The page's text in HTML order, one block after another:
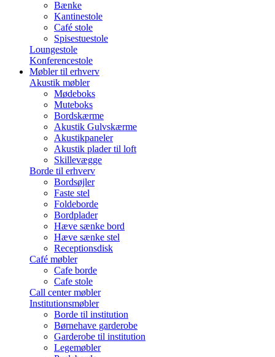
Bænke
Kantinestole
Café stole
Spisestuestole
Loungestole
Konferencestole
Møbler til erhverv
Akustik møbler
Mødeboks
Muteboks
Bordskærme
Akustik Gulvskærme
Akustikpaneler
Akustik plader til loft
Skillevægge
Borde til erhverv
Bordsøjler
Faste stel
Foldeborde
Bordplader
Hæve sænke bord
Hæve sænke stel
Receptionsdisk
Café møbler
Cafe borde
Cafe stole
Call center møbler
Institutionsmøbler
Borde til institution
Børnehave garderobe
Garderobe til institution
Legemøbler